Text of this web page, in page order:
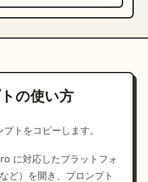
の使い方
トをコピーします。
に対応したプラットフォ
ど）を開き、プロンプト